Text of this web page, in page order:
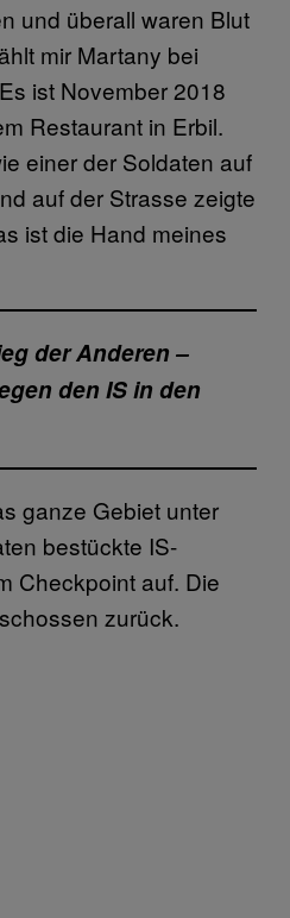
und überall waren Blut
mir Martany bei
ist November 2018
Restaurant in Erbil.
einer der Soldaten auf
auf der Strasse zeigte
ist die Hand meines
der Anderen –
den IS in den
ganze Gebiet unter
bestückte IS-
Checkpoint auf. Die
zurück.